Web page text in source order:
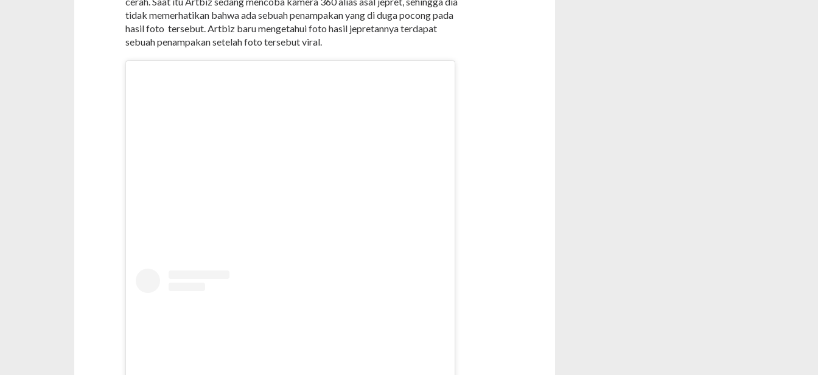
tidak memerhatikan bahwa ada sebuah penampakan yang di duga pocong pada
hasil foto tersebut. Artbiz baru mengetahui foto hasil jepretannya terdapat
sebuah penampakan setelah foto tersebut viral.